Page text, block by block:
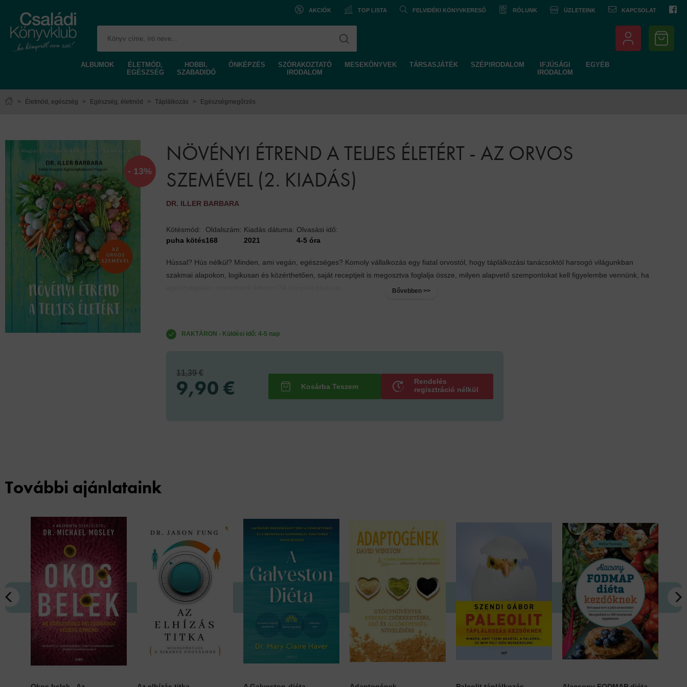
AKCIÓK TOP LISTA FELVIDÉKI KÖNYVKERESŐ RÓLUNK ÜZLETEINK KAPCSOLAT
ALBUMOK
ÉLETMÓD,
EGÉSZSÉG
HOBBI,
SZABADIDŐ
ÖNKÉPZÉS
SZÓRAKOZTATÓ
IRODALOM
MESEKÖNYVEK TÁRSASJÁTÉK SZÉPIRODALOM
IFJÚSÁGI
IRODALOM
EGYÉB
> Életmód, egészség > Egészség, életmód > Táplálkozás > Egészségmegőrzés
- 13%
NÖVÉNYI ÉTREND A TELJES ÉLETÉRT - AZ ORVOS
SZEMÉVEL (2. KIADÁS)
DR. ILLER BARBARA
Kötésmód:
puha kötés
Oldalszám:
168
Kiadás dátuma:
2021
Olvasási idő:
4-5 óra
Hússal? Hús nélkül? Minden, ami vegán, egészséges? Komoly vállalkozás egy fiatal orvostól, hogy táplálkozási tanácsoktól harsogó világunkban
szakmai alapokon, logikusan és közérthetően, saját receptjeit is megosztva foglalja össze, milyen alapvető szempontokat kell figyelembe vennünk, ha
Bővebben >>
RAKTÁRON - Küldési idő: 4-5 nap
11,39 €
9,90 €
Rendelés
regisztráció nélkül
További ajánlataink